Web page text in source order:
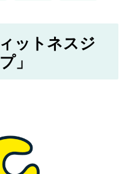
ットネスジ
」